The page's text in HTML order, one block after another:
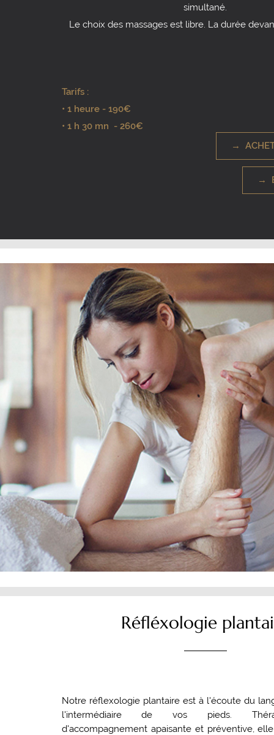
simultané.
Le choix des massages est libre. La durée
Tarifs :
• 1 heure - 190€
• 1 h 30 mn - 260€
→
→
Réfléxologie
Notre réflexologie plantaire est à l'écoute du
l'intermédiaire de vos pieds.
d'accompagnement apaisante et préventive,